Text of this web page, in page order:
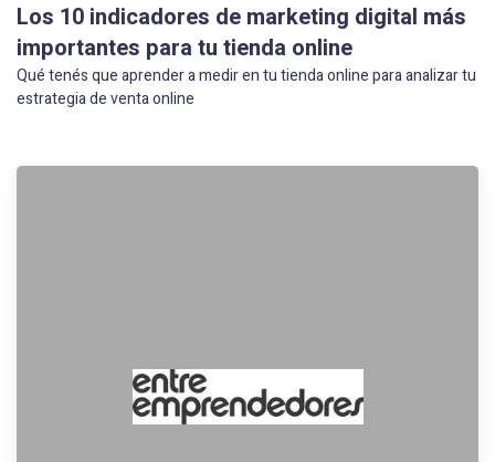
Los 10 indicadores de marketing digital más
importantes para tu tienda online
Qué tenés que aprender a medir en tu tienda online para analizar tu
estrategia de venta online